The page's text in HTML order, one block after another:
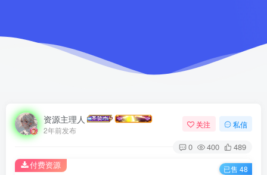
资源主理人
2年前发布
关注 私信
0 400 489
付费资源 已售 48